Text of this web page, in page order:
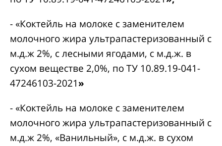
- «Коктейль на молоке с заменителем
молочного жира ультрапастеризованный с
м.д.ж 2%, с лесными ягодами, с м.д.ж. в
сухом веществе 2,0%, по ТУ 10.89.19-041-
47246103-2021»
- «Коктейль на молоке с заменителем
молочного жира ультрапастеризованный с
м.д.ж 2%, «Ванильный», с м.д.ж. в сухом